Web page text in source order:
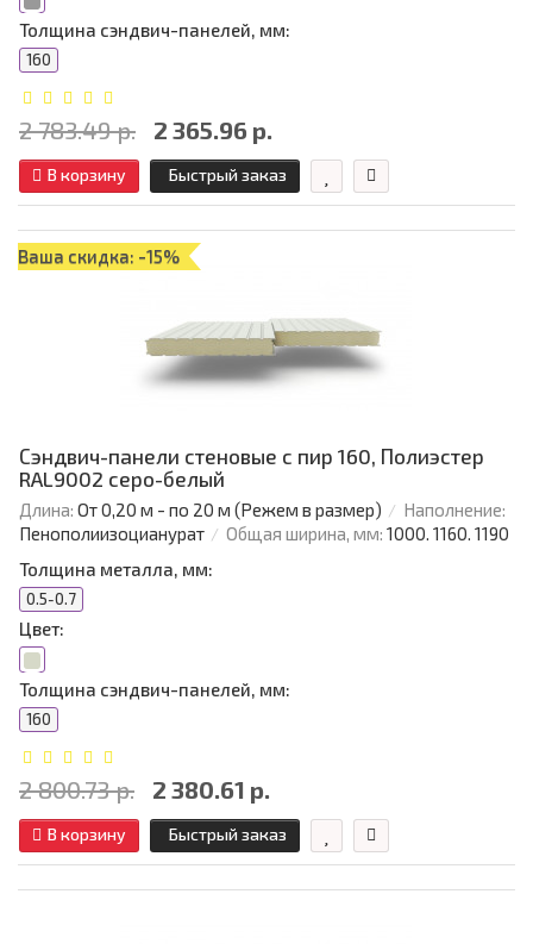
Толщина сэндвич-панелей, мм:
160
2 783.49 р. 2 365.96 р.
В корзину Быстрый заказ
Ваша скидка: -15%
Сэндвич-панели стеновые с пир 160, Полиэстер
RAL9002 серо-белый
Длина: От 0,20 м - по 20 м (Режем в размер)
Наполнение:
Пенополиизоцианурат
Общая ширина, мм: 1000. 1160. 1190
Толщина металла, мм:
0.5-0.7
Цвет:
Толщина сэндвич-панелей, мм:
160
2 800.73 р. 2 380.61 р.
В корзину Быстрый заказ